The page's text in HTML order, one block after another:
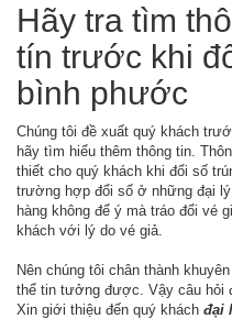
Hãy tra tìm
tín trước khi
bình phước
Chúng tôi đề xuất quý khách
hãy tìm hiểu thêm thông tin.
thiết cho quý khách khi đổi số
trường hợp đổi số ở những đại
hàng không để ý mà tráo đổi vé
khách với lý do vé giả.
Nên chúng tôi chân thành
thể tin tưởng được. Vậy câu hỏi
Xin giới thiệu đến quý khách đại